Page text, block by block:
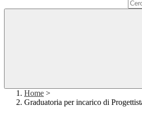
Home >
Graduatoria per incarico di